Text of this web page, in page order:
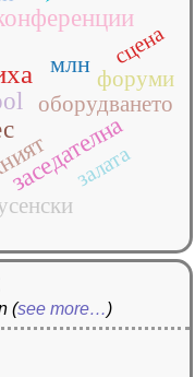
заседателна
млн
оборудването
форуми
залата
сцена
(see more…)